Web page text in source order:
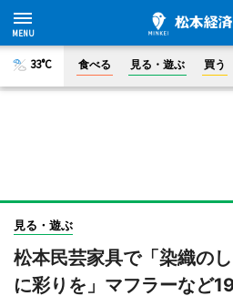
33°C 食べる 見る・遊ぶ 買う
見る・遊ぶ
松本民芸家具で「染織の
に彩りを」マフラーなど